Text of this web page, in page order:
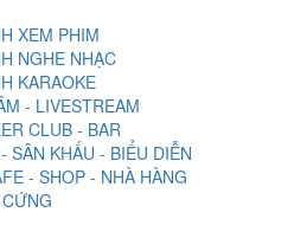
XEM PHIM
NGHE NHẠC
KARAOKE
- LIVESTREAM
CLUB - BAR
SÂN KHẤU - BIỂU DIỄN
- SHOP - NHÀ HÀNG